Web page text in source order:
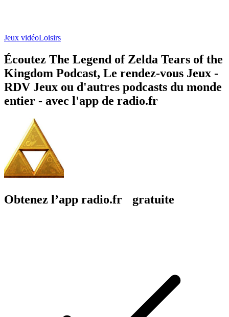
Jeux vidéoLoisirs
Écoutez The Legend of Zelda Tears of the
Kingdom Podcast, Le rendez-vous Jeux -
RDV Jeux ou d'autres podcasts du monde
entier - avec l'app de radio.fr
Obtenez l’app radio.fr gratuite